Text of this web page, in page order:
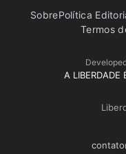
SobrePolítica
Termos
A LIBERDADE